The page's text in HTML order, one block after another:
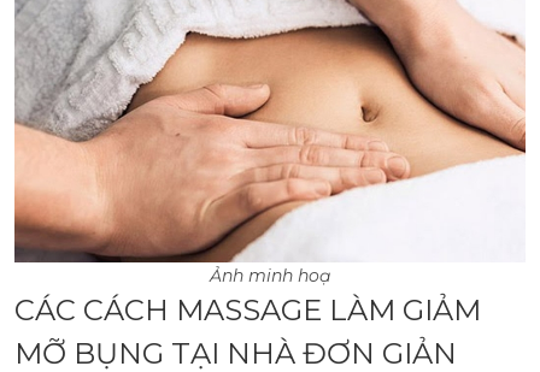
Ảnh minh hoạ
CÁC CÁCH MASSAGE LÀM GIẢM
MỠ BỤNG TẠI NHÀ ĐƠN GIẢN